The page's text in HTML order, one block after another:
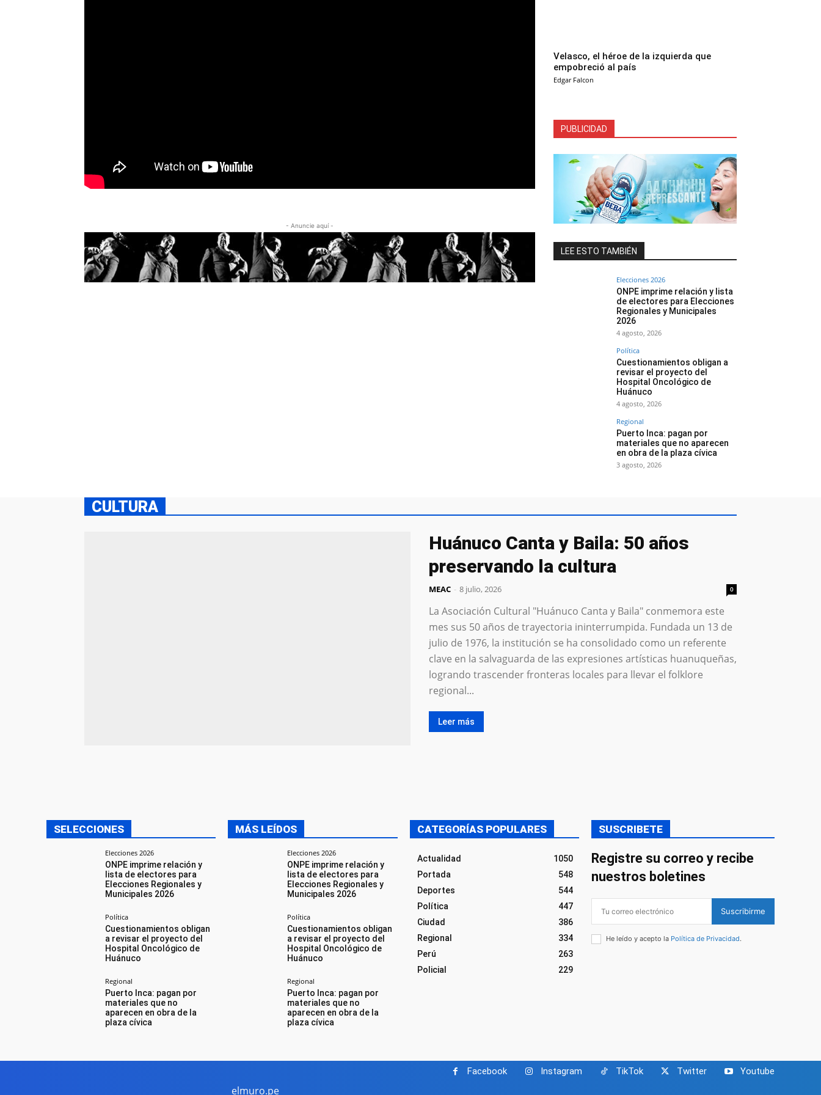
- Anuncie aquí -
Velasco, el héroe de la izquierda que
empobreció al país
Edgar Falcon
PUBLICIDAD
LEE ESTO TAMBIÉN
Elecciones 2026
ONPE imprime relación y lista
de electores para Elecciones
Regionales y Municipales
2026
4 agosto, 2026
Política
Cuestionamientos obligan a
revisar el proyecto del
Hospital Oncológico de
Huánuco
4 agosto, 2026
Regional
Puerto Inca: pagan por
materiales que no aparecen
en obra de la plaza cívica
3 agosto, 2026
CULTURA
Huánuco Canta y Baila: 50 años
preservando la cultura
MEAC - 8 julio, 2026 0
La Asociación Cultural "Huánuco Canta y Baila" conmemora este
mes sus 50 años de trayectoria ininterrumpida. Fundada un 13 de
julio de 1976, la institución se ha consolidado como un referente
clave en la salvaguarda de las expresiones artísticas huanuqueñas,
logrando trascender fronteras locales para llevar el folklore
regional...
Leer más
SELECCIONES
Elecciones 2026
ONPE imprime relación y
lista de electores para
Elecciones Regionales y
Municipales 2026
Política
Cuestionamientos obligan
a revisar el proyecto del
Hospital Oncológico de
Huánuco
Regional
Puerto Inca: pagan por
materiales que no
aparecen en obra de la
plaza cívica
MÁS LEÍDOS
Elecciones 2026
ONPE imprime relación y
lista de electores para
Elecciones Regionales y
Municipales 2026
Política
Cuestionamientos obligan
a revisar el proyecto del
Hospital Oncológico de
Huánuco
Regional
Puerto Inca: pagan por
materiales que no
aparecen en obra de la
plaza cívica
CATEGORÍAS POPULARES
Actualidad
1050
Portada
548
Deportes
544
Política
447
Ciudad
386
Regional
334
Perú
263
Policial
229
SUSCRIBETE
Registre su correo y recibe
nuestros boletines
Suscribirme
He leído y acepto la Política de Privacidad.
Facebook Instagram TikTok Twitter Youtube
elmuro.pe